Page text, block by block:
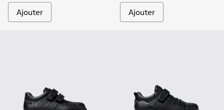
Ajouter Ajouter